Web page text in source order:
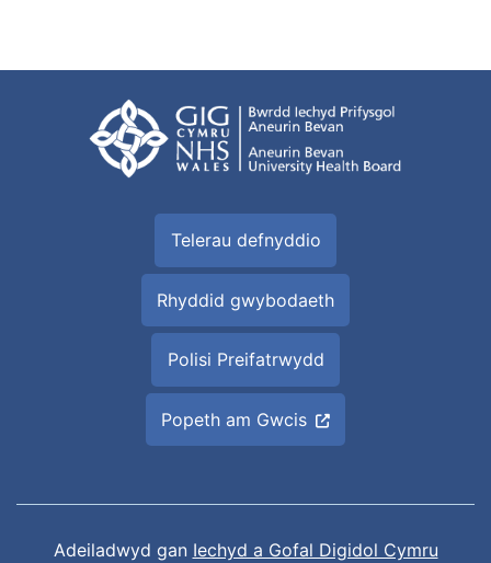
Telerau defnyddio
Rhyddid gwybodaeth
Polisi Preifatrwydd
Popeth am Gwcis
Adeiladwyd gan Iechyd a Gofal Digidol Cymru